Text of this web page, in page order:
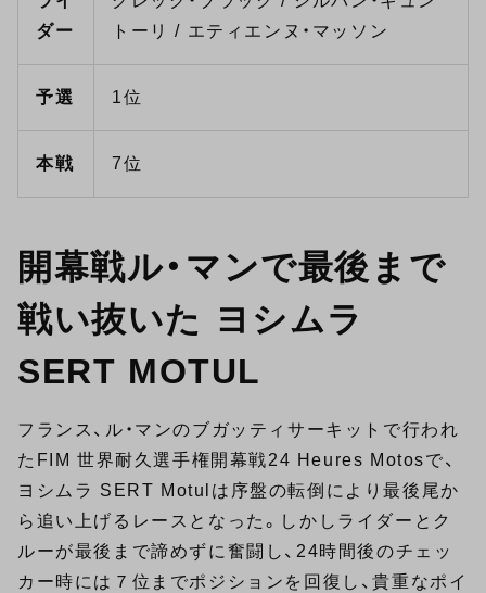
ダー
トーリ / エティエンヌ・マッソン
予選 1位
本戦 7位
開幕戦ル・マンで最後まで
戦い抜いた ヨシムラ
SERT MOTUL
フランス、ル・マンのブガッティサーキットで行われ
たFIM 世界耐久選手権開幕戦24 Heures Motosで、
ヨシムラ SERT Motulは序盤の転倒により最後尾か
ら追い上げるレースとなった。しかしライダーとク
ルーが最後まで諦めずに奮闘し、24時間後のチェッ
カー時には７位までポジションを回復し、貴重なポイ